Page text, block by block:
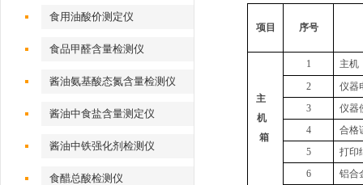
食用油酸价测定仪
食品甲醛含量检测仪
酱油氨基酸态氮含量检测仪
酱油中食盐含量测定仪
酱油中铁强化剂检测仪
食醋总酸检测仪
项目 序号
主
机
箱
1
主机
2
仪器
3
仪器
4
合格
5
打印
6
铝合